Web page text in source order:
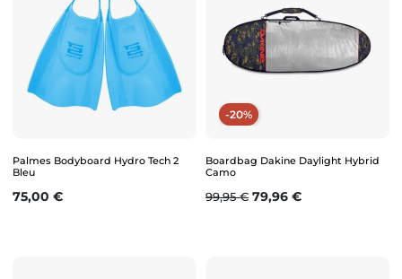
Palmes Bodyboard Hydro Tech 2
Bleu
Prix
75,00 €
-20%
Boardbag Dakine Daylight Hybrid
Camo
Prix de base
99,95 € Prix
79,96 €